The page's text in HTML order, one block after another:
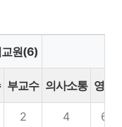
원(6)
부교수 의사소통 영어
2 4 6